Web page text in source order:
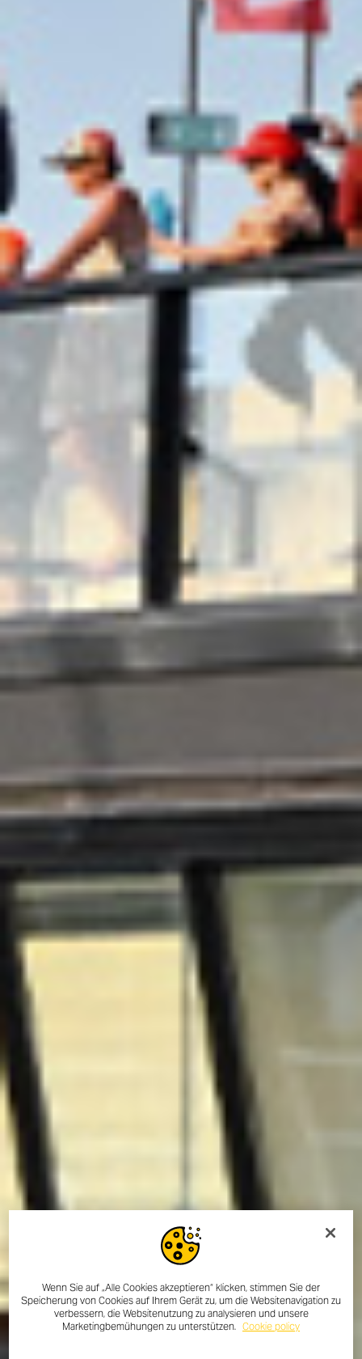
Wenn Sie auf „Alle Cookies akzeptieren“ klicken, stimmen Sie der
Speicherung von Cookies auf Ihrem Gerät zu, um die Websitenavigation zu
verbessern, die Websitenutzung zu analysieren und unsere
Marketingbemühungen zu unterstützen. Cookie policy